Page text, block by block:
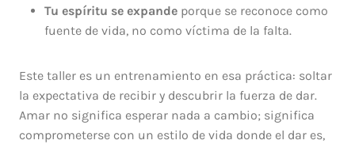
Tu espíritu se expande porque se reconoce como
fuente de vida, no como víctima de la falta.
Este taller es un entrenamiento en esa práctica: soltar
la expectativa de recibir y descubrir la fuerza de dar.
Amar no significa esperar nada a cambio; significa
comprometerse con un estilo de vida donde el dar es,